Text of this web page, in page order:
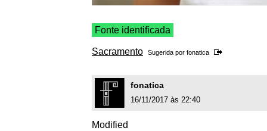
Fonte identificada
Sacramento Sugerida por fonatica
fonatica
16/11/2017 às 22:40
Modified